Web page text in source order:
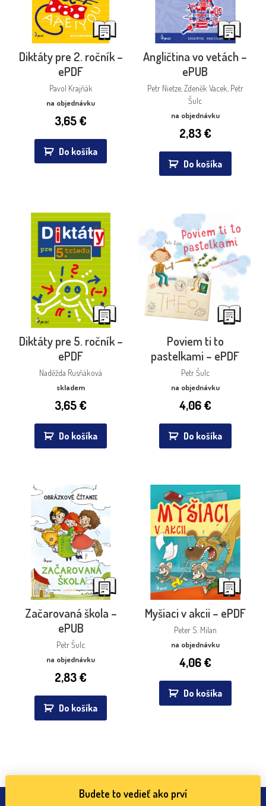
Diktáty pre 2. ročník –
ePDF
Pavol Krajňák
na objednávku
3,65€
Do košíka
Angličtina vo vetách –
ePUB
Petr Nietze, Zdeněk Vacek, Petr
Šulc
na objednávku
2,83€
Do košíka
Diktáty pre 5. ročník –
ePDF
Naděžda Rusňáková
skladem
3,65€
Do košíka
Poviem ti to
pastelkami – ePDF
Petr Šulc
na objednávku
4,06€
Do košíka
Začarovaná škola –
ePUB
Petr Šulc
na objednávku
2,83€
Do košíka
Myšiaci v akcii – ePDF
Peter S. Milan
na objednávku
4,06€
Do košíka
Budete to vedieť ako prví